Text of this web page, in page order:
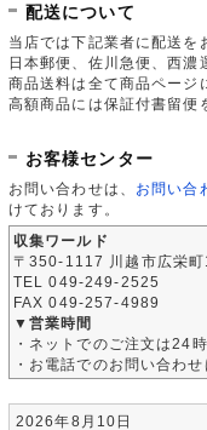
配送について
当店では下記業者に配送を
日本郵便、佐川急便、西
商品送料は全て商品ページ
高額商品には保証付書留便
お客様センター
お問い合わせは、 お問い合
けております。
収集ワールド
〒350-1117 川越市広栄
TEL 049-249-2525
FAX 049-257-4989
▼営業時間
・ネットでのご注文は24
・お電話でのお問い合わ
2026年8月10日